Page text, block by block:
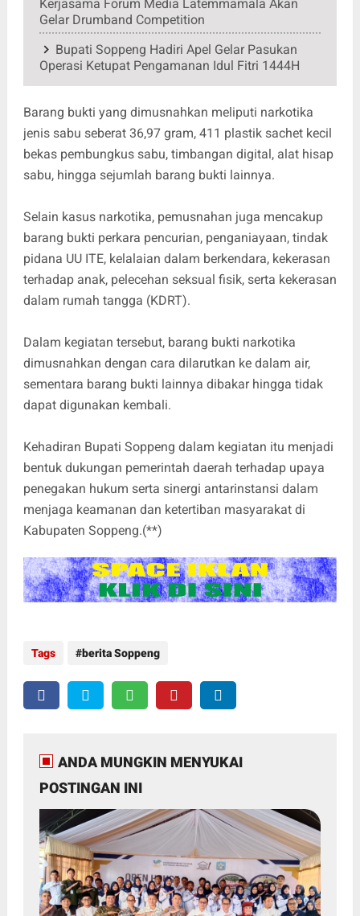
Kerjasama Forum Media Latemmamala Akan
Gelar Drumband Competition
Bupati Soppeng Hadiri Apel Gelar Pasukan
Operasi Ketupat Pengamanan Idul Fitri 1444H
Barang bukti yang dimusnahkan meliputi narkotika
jenis sabu seberat 36,97 gram, 411 plastik sachet kecil
bekas pembungkus sabu, timbangan digital, alat hisap
sabu, hingga sejumlah barang bukti lainnya.
Selain kasus narkotika, pemusnahan juga mencakup
barang bukti perkara pencurian, penganiayaan, tindak
pidana UU ITE, kelalaian dalam berkendara, kekerasan
terhadap anak, pelecehan seksual fisik, serta kekerasan
dalam rumah tangga (KDRT).
Dalam kegiatan tersebut, barang bukti narkotika
dimusnahkan dengan cara dilarutkan ke dalam air,
sementara barang bukti lainnya dibakar hingga tidak
dapat digunakan kembali.
Kehadiran Bupati Soppeng dalam kegiatan itu menjadi
bentuk dukungan pemerintah daerah terhadap upaya
penegakan hukum serta sinergi antarinstansi dalam
menjaga keamanan dan ketertiban masyarakat di
Kabupaten Soppeng.(**)
Tags berita Soppeng
ANDA MUNGKIN MENYUKAI
POSTINGAN INI